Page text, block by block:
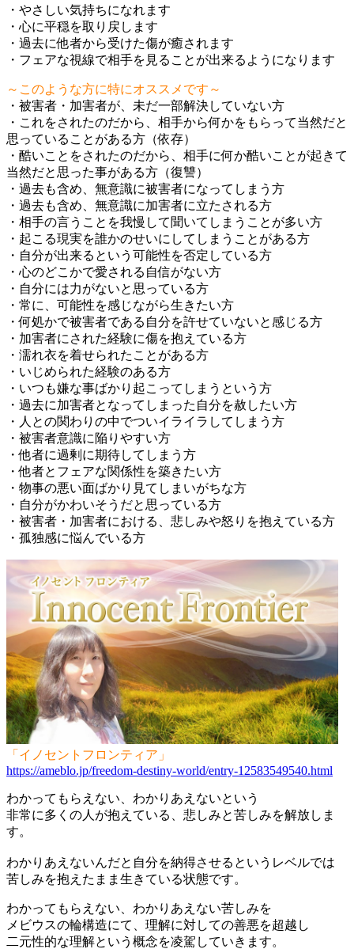
・やさしい気持ちになれます
・心に平穏を取り戻します
・過去に他者から受けた傷が癒されます
・フェアな視線で相手を見ることが出来るようになります
～このような方に特にオススメです～
・被害者・加害者が、未だ一部解決していない方
・これをされたのだから、相手から何かをもらって当然だと
思っていることがある方（依存）
・酷いことをされたのだから、相手に何か酷いことが起きて
当然だと思った事がある方（復讐）
・過去も含め、無意識に被害者になってしまう方
・過去も含め、無意識に加害者に立たされる方
・相手の言うことを我慢して聞いてしまうことが多い方
・起こる現実を誰かのせいにしてしまうことがある方
・自分が出来るという可能性を否定している方
・心のどこかで愛される自信がない方
・自分には力がないと思っている方
・常に、可能性を感じながら生きたい方
・何処かで被害者である自分を許せていないと感じる方
・加害者にされた経験に傷を抱えている方
・濡れ衣を着せられたことがある方
・いじめられた経験のある方
・いつも嫌な事ばかり起こってしまうという方
・過去に加害者となってしまった自分を赦したい方
・人との関わりの中でついイライラしてしまう方
・被害者意識に陥りやすい方
・他者に過剰に期待してしまう方
・他者とフェアな関係性を築きたい方
・物事の悪い面ばかり見てしまいがちな方
・自分がかわいそうだと思っている方
・被害者・加害者における、悲しみや怒りを抱えている方
・孤独感に悩んでいる方
「イノセントフロンティア」
https://ameblo.jp/freedom-destiny-world/entry-12583549540.html
わかってもらえない、わかりあえないという
非常に多くの人が抱えている、悲しみと苦しみを解放しま
す。
わかりあえないんだと自分を納得させるというレベルでは
苦しみを抱えたまま生きている状態です。
わかってもらえない、わかりあえない苦しみを
メビウスの輪構造にて、理解に対しての善悪を超越し
二元性的な理解という概念を凌駕していきます。